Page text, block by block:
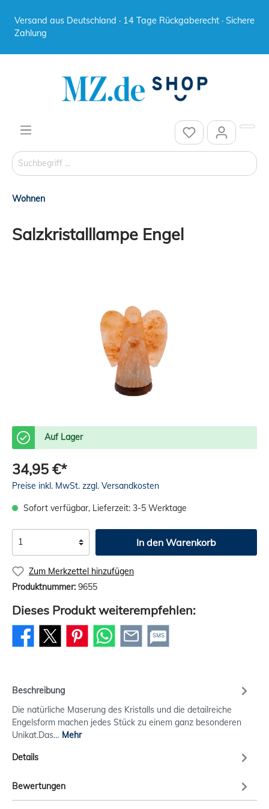
Versand aus Deutschland · 14 Tage Rückgaberecht · Sichere
Zahlung
Wohnen
Salzkristalllampe Engel
Auf Lager
34,95 €*
Preise inkl. MwSt. zzgl. Versandkosten
Sofort verfügbar, Lieferzeit: 3-5 Werktage
In den Warenkorb
Zum Merkzettel hinzufügen
Produktnummer: 9655
Dieses Produkt weiterempfehlen:
SMS
Beschreibung
Die natürliche Maserung des Kristalls und die detailreiche
Engelsform machen jedes Stück zu einem ganz besonderen
Unikat.Das… Mehr
Details
Bewertungen